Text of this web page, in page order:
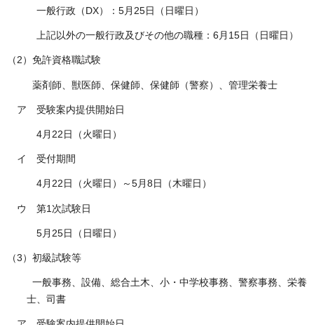
一般行政（DX）：5月25日（日曜日）
上記以外の一般行政及びその他の職種：6月15日（日曜日）
（2）免許資格職試験
薬剤師、獣医師、保健師、保健師（警察）、管理栄養士
ア 受験案内提供開始日
4月22日（火曜日）
イ 受付期間
4月22日（火曜日）～5月8日（木曜日）
ウ 第1次試験日
5月25日（日曜日）
（3）初級試験等
一般事務、設備、総合土木、小・中学校事務、警察事務、栄養
士、司書